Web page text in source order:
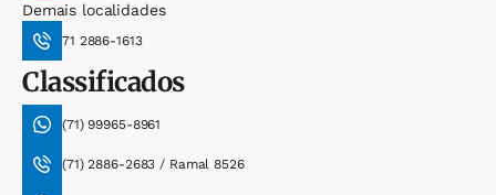
Demais localidades
71 2886-1613
Classificados
(71) 99965-8961
(71) 2886-2683 / Ramal 8526